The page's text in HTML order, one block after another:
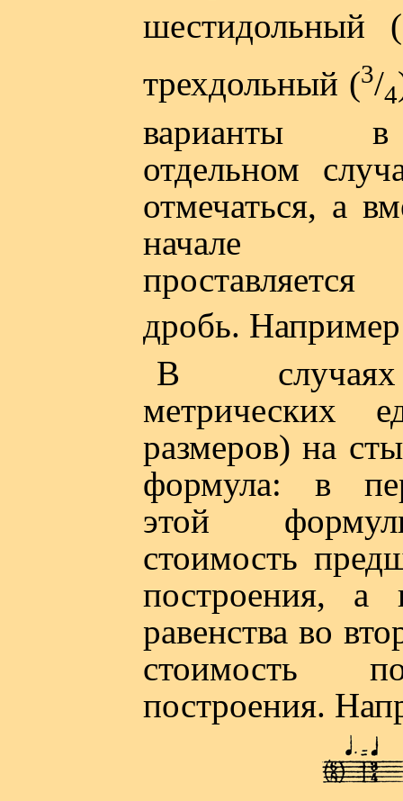
шестидольный (
трехдольный (3/4
варианты
отдельном
отмечаться, а
начале
дробь.
В
метрических
размеров) на
формула: в
этой
стоимость
построения, а
равенства во
стоимость
построения.